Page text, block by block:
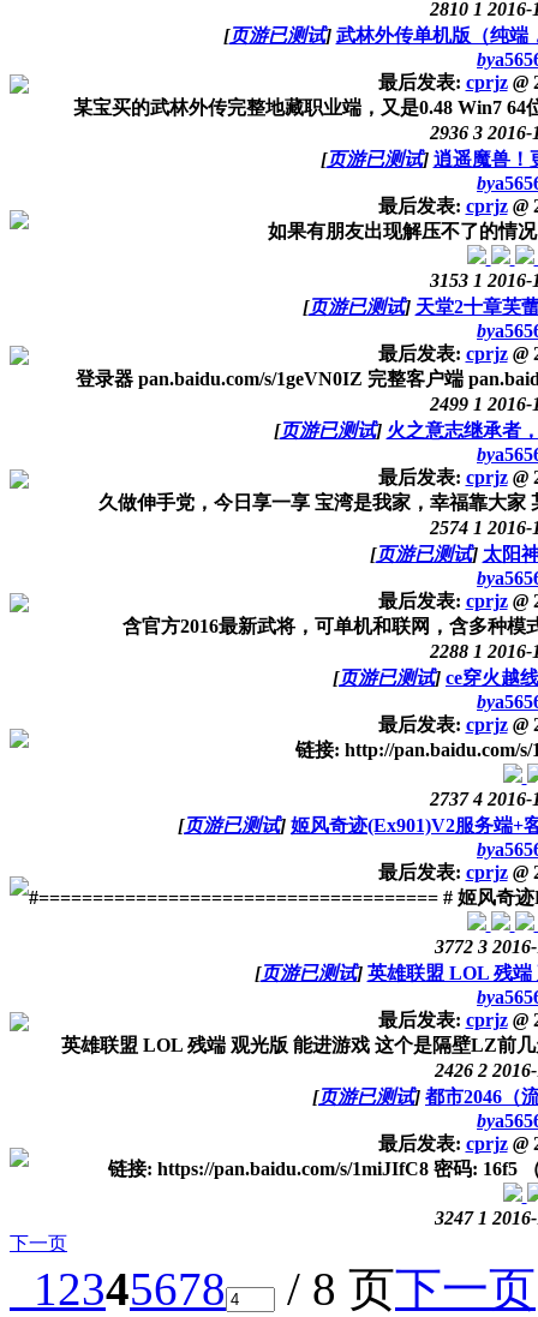
2810 1 2016-
[页游已测试] 武林外传单机版（纯端
by
最后发表: cprjz @
某宝买的武林外传完整地藏职业端，又是0.48 Win7
2936 3 2016-
[页游已测试] 逍遥魔兽！
by
最后发表: cprjz @
如果有朋友出现解压不了的情
3153 1 2016-
[页游已测试] 天堂2十章芙
by
最后发表: cprjz @
登录器 pan.baidu.com/s/1geVN0IZ 完整客户端
2499 1 2016-
[页游已测试] 火之意志继承者
by
最后发表: cprjz @
久做伸手党，今日享一享 宝湾是我家，幸福靠大家
2574 1 2016-
[页游已测试] 太阳
by
最后发表: cprjz @
含官方2016最新武将，可单机和联网，含多种
2288 1 2016-
[页游已测试] ce穿火越
by
最后发表: cprjz @
链接: http://pan.baidu.com/
2737 4 2016-
[页游已测试] 姬风奇迹(Ex901)V2服务端+
by
最后发表: cprjz @
#===================================== # 姬风奇
3772 3
[页游已测试] 英雄联盟 LOL 残端
by
最后发表: cprjz @
英雄联盟 LOL 残端 观光版 能进游戏 这个是隔壁LZ前
2426 2
[页游已测试] 都市2046（
by
最后发表: cprjz @
链接: https://pan.baidu.com/s/1miJIfC8 密码: 16f5
3247 1
下一页
12345678 / 8 页下一页